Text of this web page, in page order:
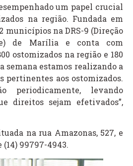
um papel crucial
na região. Fundada em
municípios na DRS-9 (Direção
de Marília e conta com
ostomizados na região e 180
semana estamos realizando a
pertinentes aos ostomizados.
periodicamente, levando
direitos sejam efetivados”,
na rua Amazonas, 527, e
99797-4943.